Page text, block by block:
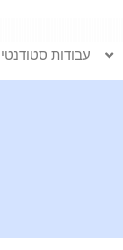
עבודות